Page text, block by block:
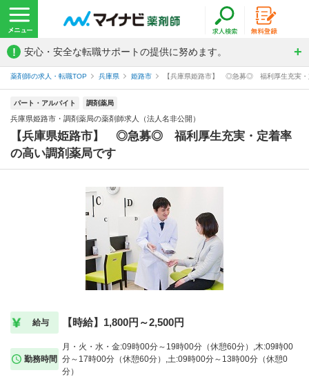
! 安心・安全な転職サポートの提供に努めます。
薬剤師の求人・転職TOP 兵庫県 姫路市 【兵庫県姫路市】 ◎急募◎ 福利厚生充実・
パート・アルバイト 調剤薬局
兵庫県姫路市・調剤薬局の薬剤師求人（法人名非公開）
【兵庫県姫路市】 ◎急募◎ 福利厚生充実・定着率
の高い調剤薬局です
給与 【時給】1,800円～2,500円
勤務時間
月・火・水・金:09時00分～19時00分（休憩60分）,木:09時00
分～17時00分（休憩60分）,土:09時00分～13時00分（休憩0
分）